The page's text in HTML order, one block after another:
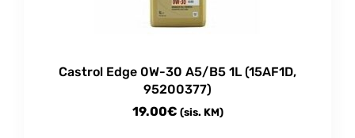
Castrol Edge 0W-30 A5/B5 1L (15AF1D,
95200377)
19.00€ (sis. KM)